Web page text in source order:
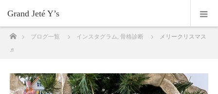
Grand Jeté Y’s
ホームブログ一覧 インスタグラム, 骨格診断
メリークリスマス
♬